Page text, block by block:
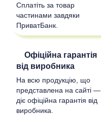
Сплатіть за товар
частинами завдяки
ПриватБанк.
Офіційна гарантія
від виробника
На всю продукцію, що
представлена на сайті —
діє офіційна гарантія від
виробника.